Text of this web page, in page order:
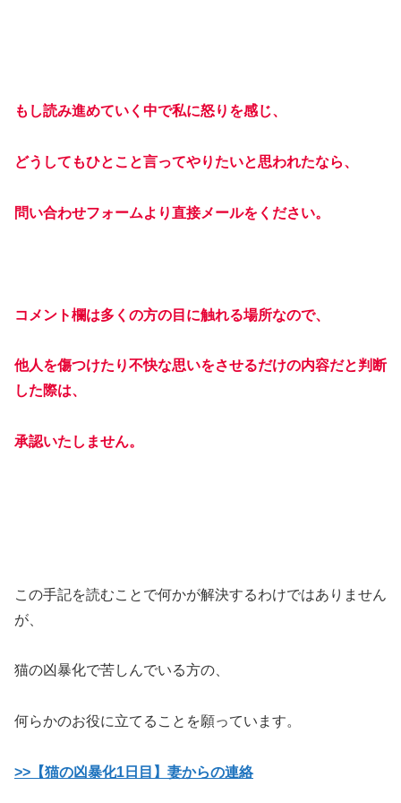
もし読み進めていく中で私に怒りを感じ、
どうしてもひとこと言ってやりたいと思われたなら、
問い合わせフォームより直接メールをください。
コメント欄は多くの方の目に触れる場所なので、
他人を傷つけたり不快な思いをさせるだけの内容だと判断
した際は、
承認いたしません。
この手記を読むことで何かが解決するわけではありません
が、
猫の凶暴化で苦しんでいる方の、
何らかのお役に立てることを願っています。
>>【猫の凶暴化1日目】妻からの連絡